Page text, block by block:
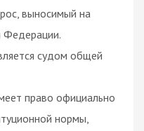
выносимый на
Федерации.
судом общей
право официально
нормы,